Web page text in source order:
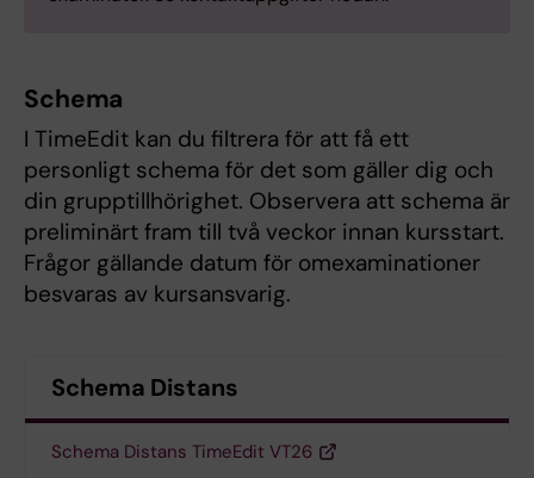
Schema
I TimeEdit kan du filtrera för att få ett
personligt schema för det som gäller dig och
din grupptillhörighet. Observera att schema är
preliminärt fram till två veckor innan kursstart.
Frågor gällande datum för omexaminationer
besvaras av kursansvarig.
Schema Distans
Schema Distans TimeEdit VT26